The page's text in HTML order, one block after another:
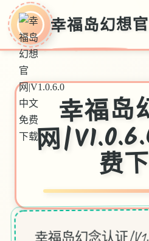
幸福岛幻想
幸福岛
网
费
幸福岛幻念认证